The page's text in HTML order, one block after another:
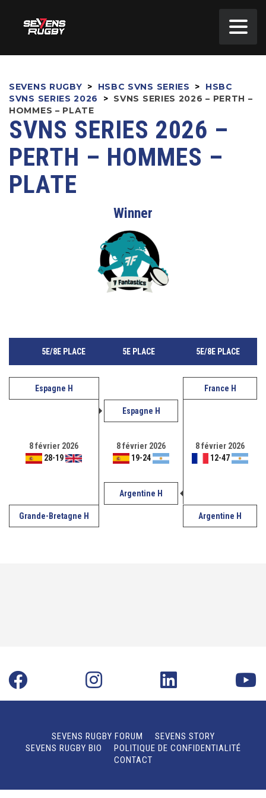
SEVENS RUGBY > HSBC SVNS SERIES >
HSBC
SVNS SERIES 2026
> SVNS SERIES 2026 – PERTH –
HOMMES – PLATE
SVNS SERIES 2026 –
PERTH – HOMMES –
PLATE
Winner
5E/8E PLACE 5E PLACE 5E/8E PLACE
Espagne H France H
8 février 2026
28-19
Espagne H
8 février 2026
12-47
8 février 2026
19-24
Argentine H
Grande-Bretagne H Argentine H
SEVENS RUGBY FORUM
SEVENS STORY
SEVENS RUGBY BIO
POLITIQUE DE CONFIDENTIALITÉ
CONTACT